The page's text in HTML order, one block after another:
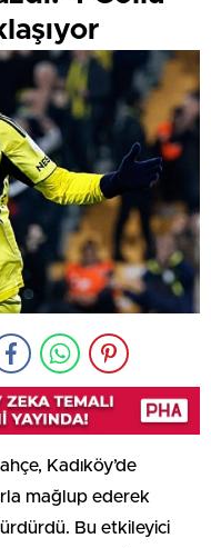
Kadıköy’de
mağlup ederek
Bu etkileyici